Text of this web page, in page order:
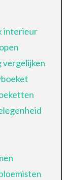
interieur
vergelijken